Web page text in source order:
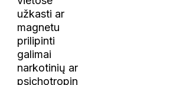
užkasti ar
magnetu
prilipinti
galimai
narkotinių ar
psichotropin